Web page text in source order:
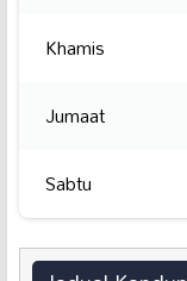
Khamis
Jumaat
Sabtu